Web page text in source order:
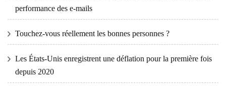
performance des e-mails
Touchez-vous réellement les bonnes personnes ?
Les États-Unis enregistrent une déflation pour la première fois
depuis 2020